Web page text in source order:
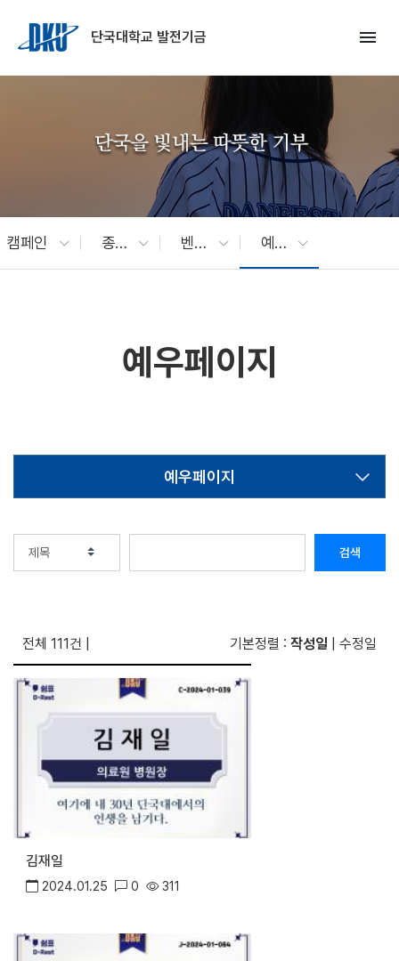
단국대학교 발전기금
menu
캠페인 종료캠페인 벤치네이밍2023 예우페이지
예우페이지
예우페이지
검색
전체 111건 기본정렬 : 작성일 수정일
김재일
2024.01.25 0 311